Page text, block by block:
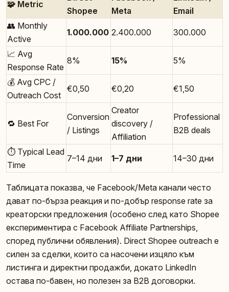
🧩 Metric
Shopee
Meta
Email
👥 Monthly
Active
1.000.000 2.400.000 300.000
📈 Avg
Response Rate
8% 15% 5%
💰 Avg CPC /
Outreach Cost
€0,50 €0,20 €1,50
🔁 Best For
Conversion
/ Listings
Creator
discovery /
Affiliation
Professional
B2B deals
⏱️ Typical Lead
Time
7–14 дни 1–7 дни 14–30 дни
Таблицата показва, че Facebook/Meta канали често
дават по-бърза реакция и по-добър response rate за
креаторски предложения (особено след като Shopee
експериментира с Facebook Affiliate Partnerships,
според публични обявления). Direct Shopee outreach е
силен за сделки, които са насочени изцяло към
листинга и директни продажби, докато LinkedIn
остава по-бавен, но полезен за B2B договорки.